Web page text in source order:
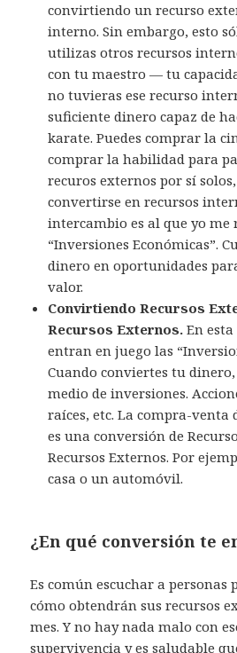
convirtiendo un recurso
interno. Sin embargo, esto
utilizas otros recursos
con tu maestro — tu
no tuvieras ese recurso
suficiente dinero capaz de
karate. Puedes comprar la
comprar la habilidad para
recuros externos por sí
convertirse en recursos
intercambio es al que yo me
“Inversiones Económicas”.
dinero en oportunidades
valor.
Convirtiendo Recursos
Recursos Externos. En
entran en juego las
Cuando conviertes tu
medio de inversiones.
raíces, etc. La compra-venta
es una conversión de
Recursos Externos. Por
casa o un automóvil.
¿En qué conversión te
Es común escuchar a personas
cómo obtendrán sus recursos
mes. Y no hay nada malo con
supervivencia y es saludable